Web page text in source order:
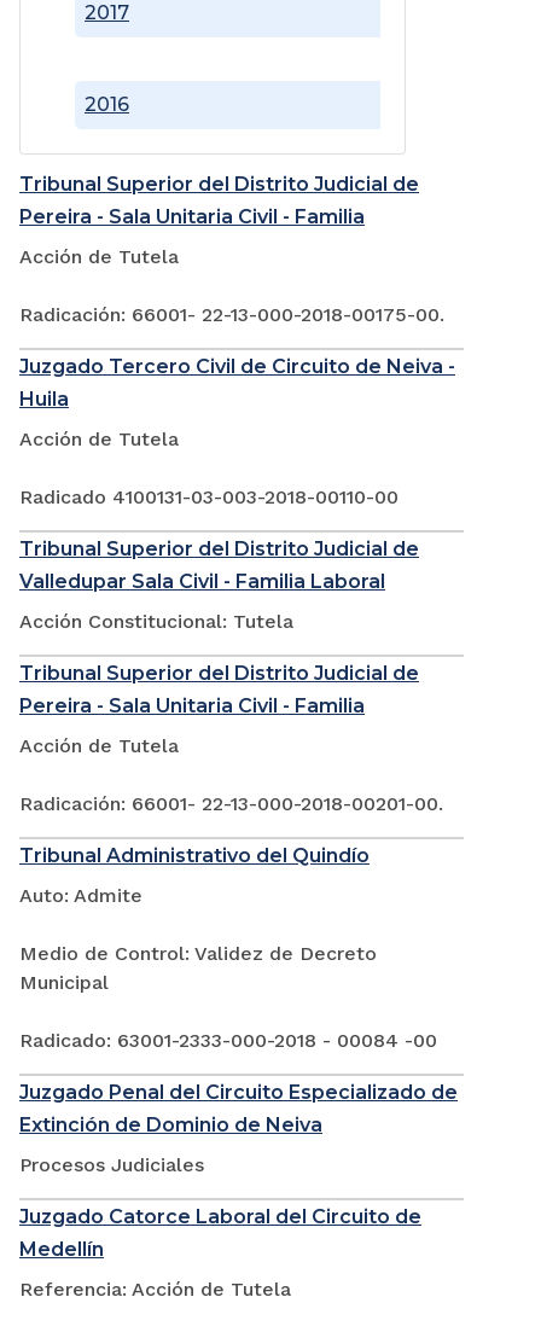
2016
2017
Tribunal Superior del Distrito Judicial de
Pereira - Sala Unitaria Civil - Familia
Acción de Tutela
Radicación: 66001- 22-13-000-2018-00175-00.
Juzgado Tercero Civil de Circuito de Neiva -
Huila
Acción de Tutela
Radicado 4100131-03-003-2018-00110-00
Tribunal Superior del Distrito Judicial de
Valledupar Sala Civil - Familia Laboral
Acción Constitucional: Tutela
Tribunal Superior del Distrito Judicial de
Pereira - Sala Unitaria Civil - Familia
Acción de Tutela
Radicación: 66001- 22-13-000-2018-00201-00.
Tribunal Administrativo del Quindío
Auto: Admite
Medio de Control: Validez de Decreto
Municipal
Radicado: 63001-2333-000-2018 - 00084 -00
Juzgado Penal del Circuito Especializado de
Extinción de Dominio de Neiva
Procesos Judiciales
Juzgado Catorce Laboral del Circuito de
Medellín
Referencia: Acción de Tutela